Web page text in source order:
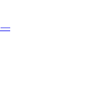
—